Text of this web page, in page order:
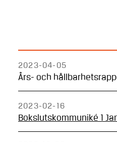
2023-04-05
Års- och
2023-02-16
Bokslutskommuniké 1